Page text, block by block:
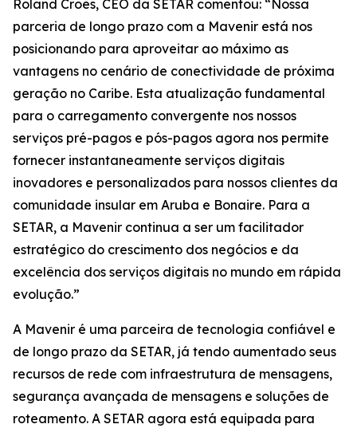
Roland Croes, CEO da SETAR comentou: “Nossa
parceria de longo prazo com a Mavenir está nos
posicionando para aproveitar ao máximo as
vantagens no cenário de conectividade de próxima
geração no Caribe. Esta atualização fundamental
para o carregamento convergente nos nossos
serviços pré-pagos e pós-pagos agora nos permite
fornecer instantaneamente serviços digitais
inovadores e personalizados para nossos clientes da
comunidade insular em Aruba e Bonaire. Para a
SETAR, a Mavenir continua a ser um facilitador
estratégico do crescimento dos negócios e da
excelência dos serviços digitais no mundo em rápida
evolução.”
A Mavenir é uma parceira de tecnologia confiável e
de longo prazo da SETAR, já tendo aumentado seus
recursos de rede com infraestrutura de mensagens,
segurança avançada de mensagens e soluções de
roteamento. A SETAR agora está equipada para